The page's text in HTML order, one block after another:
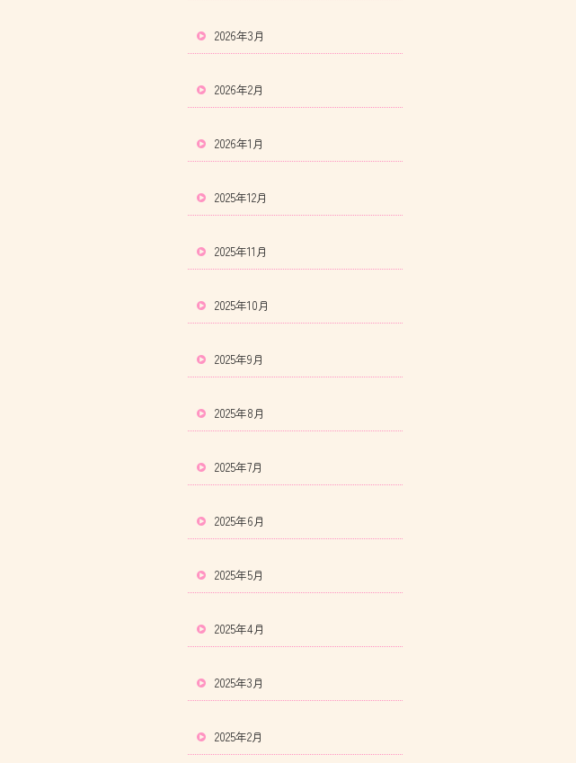
2026年3月
2026年2月
2026年1月
2025年12月
2025年11月
2025年10月
2025年9月
2025年8月
2025年7月
2025年6月
2025年5月
2025年4月
2025年3月
2025年2月